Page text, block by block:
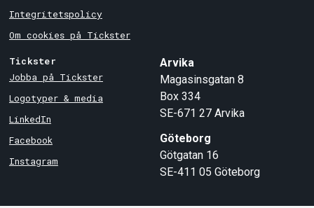
Integritetspolicy
Om cookies på Tickster
Tickster
Jobba på Tickster
Logotyper & media
LinkedIn
Facebook
Instagram
Arvika
Magasinsgatan 8
Box 334
SE-671 27 Arvika
Göteborg
Götgatan 16
SE-411 05 Göteborg